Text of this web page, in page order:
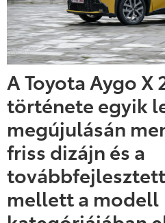
A Toyota Aygo X
története egyik
megújulásán
friss dizájn és a
mellett a modell